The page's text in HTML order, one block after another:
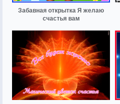
Забавная открытка Я желаю
счастья вам